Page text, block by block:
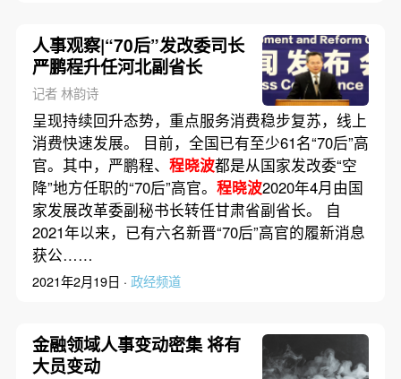
人事观察|“70后”发改委司长
严鹏程升任河北副省长
记者 林韵诗
呈现持续回升态势，重点服务消费稳步复苏，线上
消费快速发展。 目前，全国已有至少61名“70后”高
官。其中，严鹏程、 程晓波都是从国家发改委“空
降”地方任职的“70后”高官。 程晓波2020年4月由国
家发展改革委副秘书长转任甘肃省副省长。 自
2021年以来，已有六名新晋“70后”高官的履新消息
获公……
2021年2月19日 · 政经频道
金融领域人事变动密集 将有
大员变动